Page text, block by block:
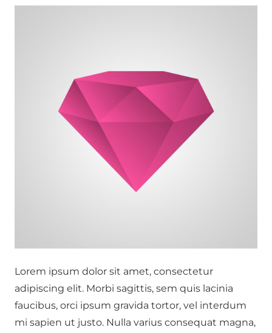
Lorem ipsum dolor sit amet, consectetur
adipiscing elit. Morbi sagittis, sem quis lacinia
faucibus, orci ipsum gravida tortor, vel interdum
mi sapien ut justo. Nulla varius consequat magna,